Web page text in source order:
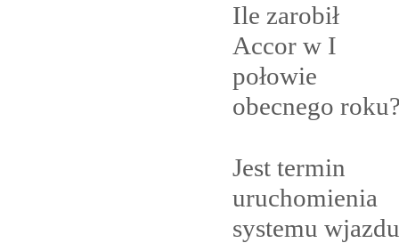
Ile zarobił
Accor w I
połowie
obecnego
Jest termin
uruchomienia
systemu wjazdu